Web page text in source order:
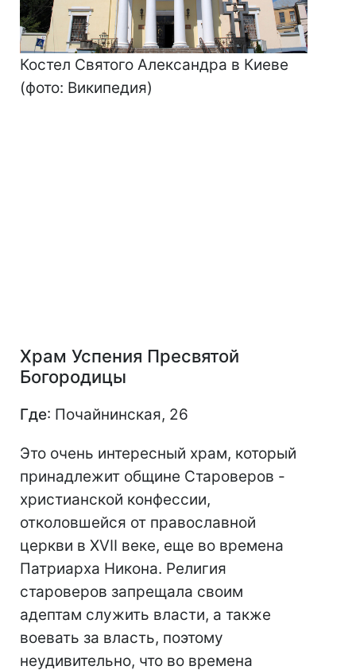
Костел Святого Александра в Киеве
(фото: Википедия)
Храм Успения Пресвятой
Богородицы
Где: Почайнинская, 26
Это очень интересный храм, который
принадлежит общине Староверов -
христианской конфессии,
отколовшейся от православной
церкви в XVII веке, еще во времена
Патриарха Никона. Религия
староверов запрещала своим
адептам служить власти, а также
воевать за власть, поэтому
неудивительно, что во времена